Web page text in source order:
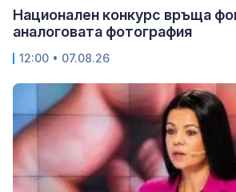
Национален конкурс връща
аналоговата фотография
12:00 • 07.08.26